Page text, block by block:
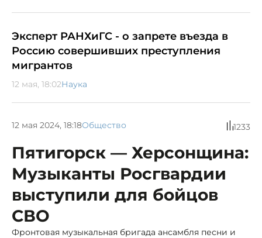
Эксперт РАНХиГС - о запрете въезда в
Россию совершивших преступления
мигрантов
12 мая, 18:02Наука
12 мая 2024, 18:18Общество 1233
Пятигорск — Херсонщина:
Музыканты Росгвардии
выступили для бойцов
СВО
Фронтовая музыкальная бригада ансамбля песни и